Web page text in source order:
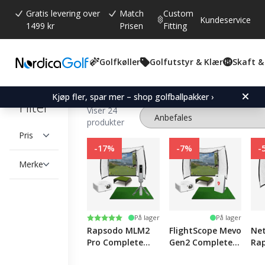
Gratis levering over
1499 kr
Match
Prisen
Custom
Fitting
Kundeservice
Golfkøller Golfutstyr & Klær Skaft &
Kjøp fler, spar mer – shop golfballpakker ›
Filter
Pris
Merke
Simulatorbur & Lerreter Launch Monitors
Viser 24
produkter
-17%
Karakter:
5.0 av 5 mulige
På lager
Rapsodo MLM2
Pro Complete
-7%
På lager
FlightScope Mevo
Gen2 Complete
-